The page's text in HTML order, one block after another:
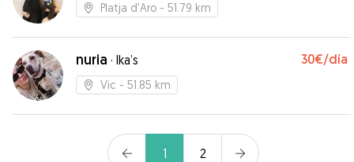
Platja d'Aro - 51.79 km
nuria · Ika’s 30€/día
Vic - 51.85 km
1 2